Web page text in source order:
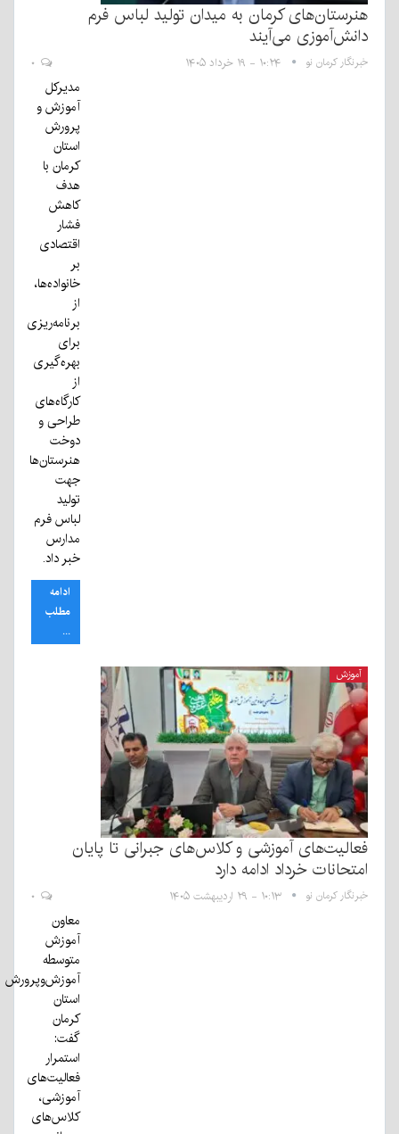
هنرستان‌های کرمان به میدان تولید لباس فرم
دانش‌آموزی می‌آیند
خبرنگار کرمان نو ۱۰:۲۴ - ۱۹ خرداد ۱۴۰۵
مدیرکل
آموزش و
پرورش
استان
کرمان با
هدف
کاهش
فشار
اقتصادی
بر
خانواده‌ها،
از
برنامه‌ریزی
برای
بهره‌گیری
از
کارگاه‌های
طراحی و
دوخت
هنرستان‌ها
جهت
تولید
لباس فرم
مدارس
خبر داد.
ادامه
مطلب
...
آموزش
فعالیت‌های آموزشی و کلاس‌های جبرانی تا پایان
امتحانات خرداد ادامه دارد
خبرنگار کرمان نو ۱۰:۱۳ - ۲۹ اردیبهشت ۱۴۰۵
معاون
آموزش
متوسطه
آموزش‌وپرورش
استان
کرمان
گفت:
استمرار
فعالیت‌های
آموزشی،
کلاس‌های